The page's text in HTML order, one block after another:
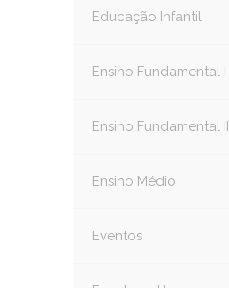
Educação Infantil
Ensino Fundamental I
Ensino Fundamental II
Ensino Médio
Eventos